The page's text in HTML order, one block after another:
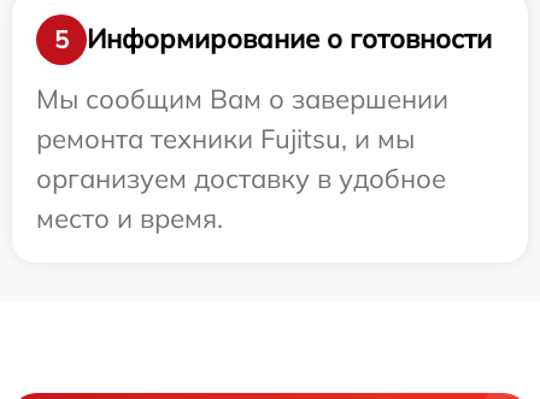
5
Информирование о готовности
Мы сообщим Вам о завершении
ремонта техники Fujitsu, и мы
организуем доставку в удобное
место и время.